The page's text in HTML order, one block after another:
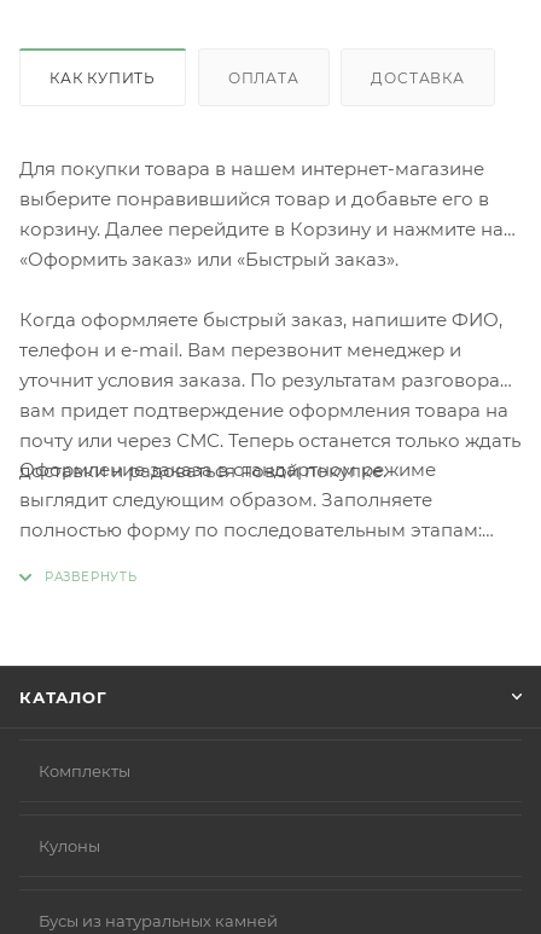
КАК КУПИТЬ ОПЛАТА ДОСТАВКА
Для покупки товара в нашем интернет-магазине
выберите понравившийся товар и добавьте его в
корзину. Далее перейдите в Корзину и нажмите на
«Оформить заказ» или «Быстрый заказ».
Когда оформляете быстрый заказ, напишите ФИО,
телефон и e-mail. Вам перезвонит менеджер и
уточнит условия заказа. По результатам разговора
вам придет подтверждение оформления товара на
почту или через СМС. Теперь останется только ждать
доставки и радоваться новой покупке.
Оформление заказа в стандартном режиме
выглядит следующим образом. Заполняете
полностью форму по последовательным этапам:
КАТАЛОГ
Комплекты
Кулоны
Бусы из натуральных камней